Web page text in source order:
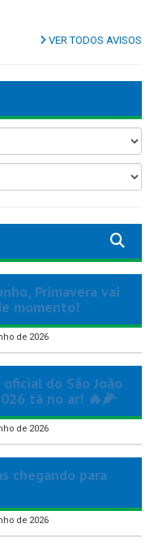
VER TODOS AVISOS
Primavera vai
momento!
de 2026
do São João
tá no ar! 🔥🌽
de 2026
chegando para
de 2026